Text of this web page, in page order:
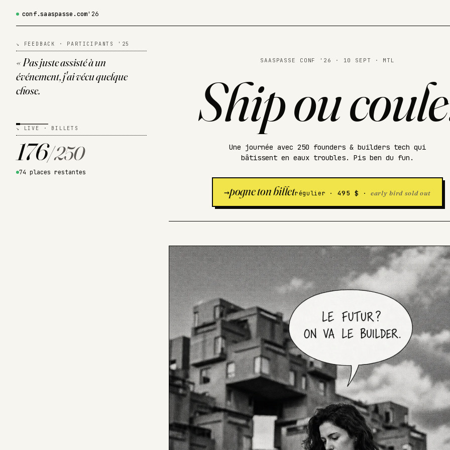
conf.saaspasse.com'26
↘ FEEDBACK · PARTICIPANTS '25
«Pas juste assisté à un
événement, j'ai vécu quelque
chose.
↘ LIVE · BILLETS
176/250
74 places restantes
SAASPASSE CONF '26 · 10 SEPT · MTL
Ship ou
Une journée avec 250 founders & builders tech qui
bâtissent en eaux troubles. Pis ben du fun.
→pogne ton billetrégulier · 495 $ ·early bird sold out